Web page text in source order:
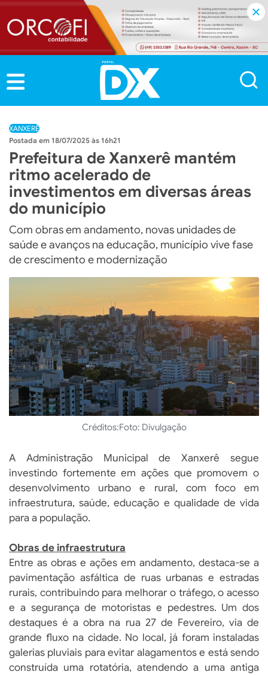
XANXERÊ
18/07/2025 às 16h21
Prefeitura de Xanxerê mantém
ritmo acelerado de
investimentos em diversas áreas
do município
Com obras em andamento, novas unidades de
saúde e avanços na educação, município vive fase
de crescimento e modernização
Créditos:Foto: Divulgação
A Administração Municipal de Xanxerê segue
investindo fortemente em ações que promovem o
desenvolvimento urbano e rural, com foco em
infraestrutura, saúde, educação e qualidade de vida
para a população.
Obras de infraestrutura
Entre as obras e ações em andamento, destaca-se a
pavimentação asfáltica de ruas urbanas e estradas
rurais, contribuindo para melhorar o tráfego, o acesso
e a segurança de motoristas e pedestres. Um dos
destaques é a obra na rua 27 de Fevereiro, via de
grande fluxo na cidade. No local, já foram instaladas
galerias pluviais para evitar alagamentos e está sendo
construída uma rotatória, atendendo a uma antiga